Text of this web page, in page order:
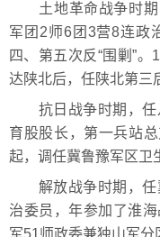
土地革命战争时期
军团2师6团3营8连政
四、第五次反“围剿”
达陕北后，任陕北第三
抗日战争时期，任
育股股长，第一兵站
起，调任冀鲁豫军区卫
解放战争时期，任
治委员，年参加了淮
军51师政委兼独山军分